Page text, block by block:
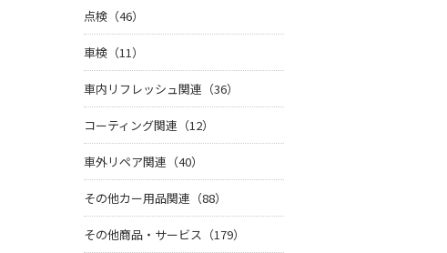
点検（46）
車検（11）
車内リフレッシュ関連（36）
コーティング関連（12）
車外リペア関連（40）
その他カー用品関連（88）
その他商品・サービス（179）